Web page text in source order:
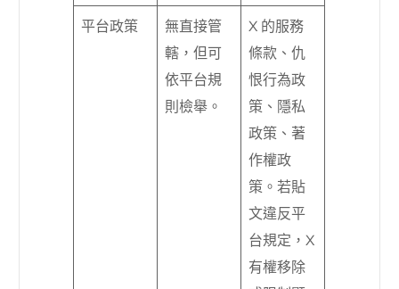
平台政策
無直接管
轄，但可
依平台規
則檢舉。
X 的服務
條款、仇
恨行為政
策、隱私
政策、著
作權政
策。若貼
文違反平
台規定，X
有權移除